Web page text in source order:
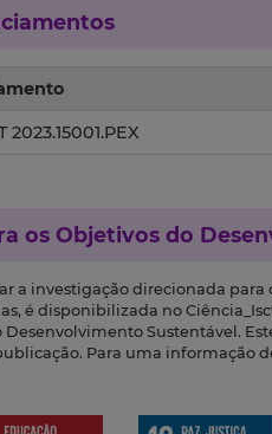
os Objetivos do
a investigação direcionada
é disponibilizada no
Sustentável.
Para uma